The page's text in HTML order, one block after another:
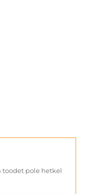
toodet pole hetkel